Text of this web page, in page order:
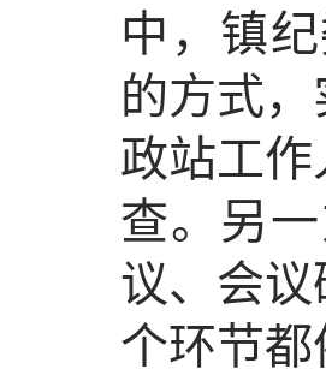
中，镇
的方式
政站工
查。另
议、会
个环节